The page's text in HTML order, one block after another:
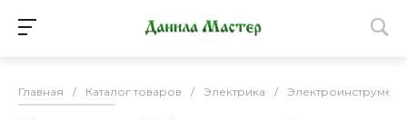
Главная / Каталог товаров / Электрика / Электроинструмент